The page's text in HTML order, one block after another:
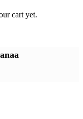
cart yet.